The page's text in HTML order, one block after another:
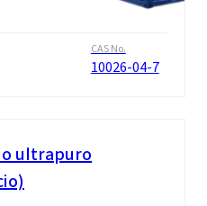
CAS No.
10026-04-7
ultrapuro